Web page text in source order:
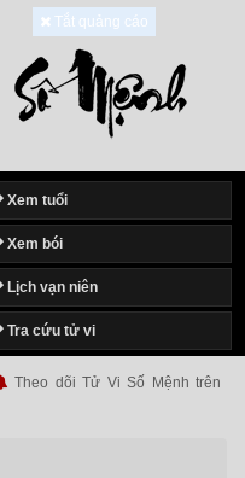
Xem tuổi
Xem bói
Lịch vạn niên
Tra cứu tử vi
Theo dõi Tử Vi Số Mệnh trên
Tắt quảng cáo